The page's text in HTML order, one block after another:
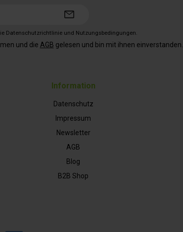
Information
Datenschutz
Impressum
Newsletter
AGB
Blog
B2B Shop
Datenschutzrichtlinie und Nutzungsbedingungen.
und die AGB gelesen und bin mit ihnen einverstanden.